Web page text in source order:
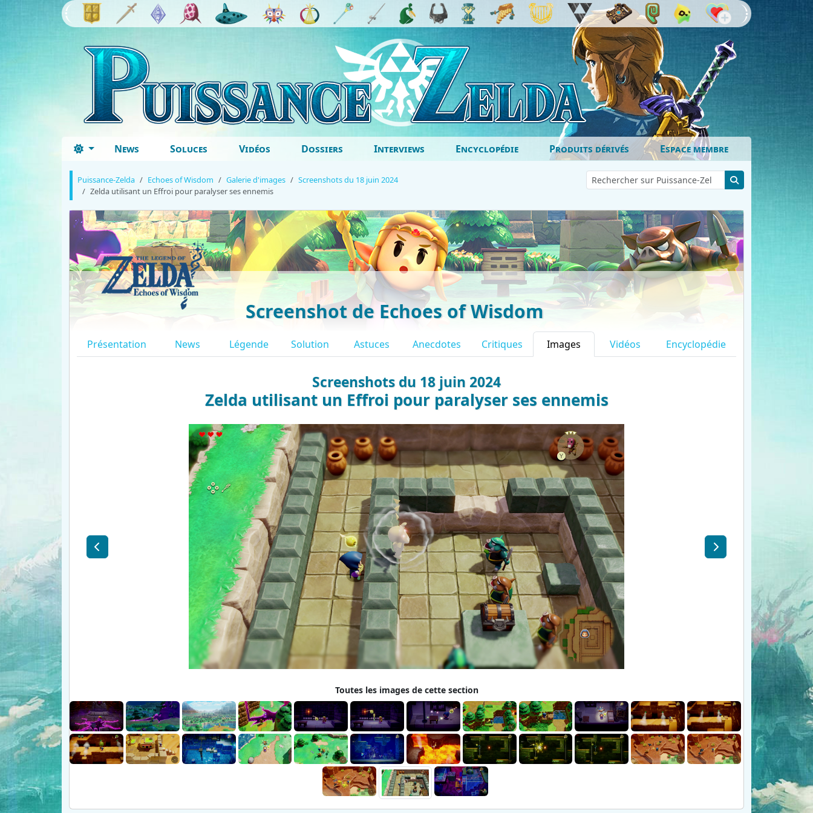
News Soluces Vidéos Dossiers Interviews Encyclopédie Produits dérivés Espace membre
Puissance-Zelda Echoes of Wisdom Galerie d'images
Screenshots du 18 juin 2024
Zelda utilisant un Effroi pour paralyser ses ennemis
Screenshot de Echoes of Wisdom
Présentation News Légende Solution Astuces Anecdotes Critiques Images Vidéos Encyclopédie
Screenshots du 18 juin 2024
Zelda utilisant un Effroi pour paralyser ses ennemis
Toutes les images de cette section